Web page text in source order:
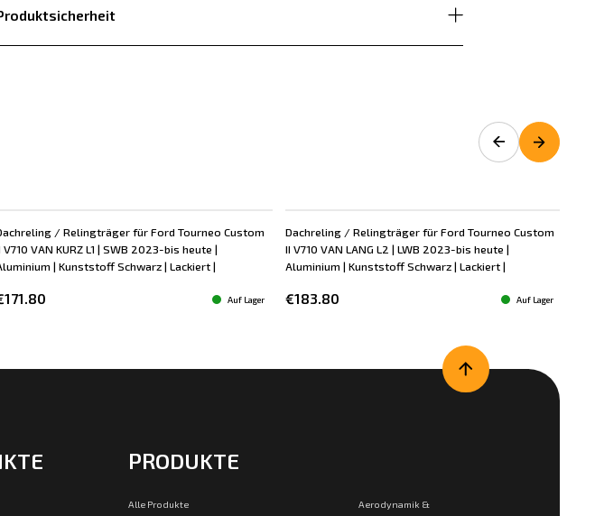
/ Relingträger für Ford Tourneo Custom
V710 VAN KURZ L1 | SWB 2023-bis heute |
| Kunststoff Schwarz | Lackiert |
Auf Lager
Dachreling / Relingträger für Ford Tourneo Custom
II V710 VAN LANG L2 | LWB 2023-bis heute |
Aluminium | Kunststoff Schwarz | Lackiert |
€183.80 Auf Lager
PRODUKTE
Alle Produkte
Aerodynamik &